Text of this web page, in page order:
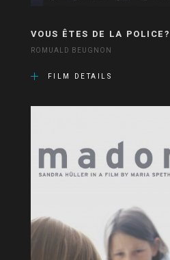
VOUS ÊTES DE LA POLICE?
ROMUALD BEUGNON
FILM DETAILS